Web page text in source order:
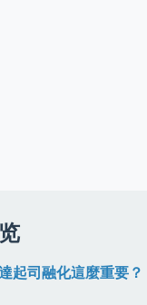
起司融化這麼重要？